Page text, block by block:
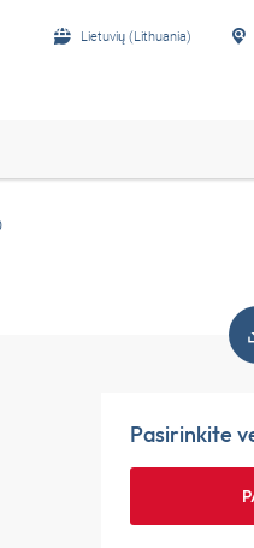
Lietuvių (Lithuania)
Pasirinkite